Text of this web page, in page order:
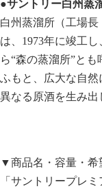
●サントリー白州蒸
白州蒸溜所（工場長
は、1973年に竣工
ら“森の蒸溜所”と
ふもと、広大な自
異なる原酒を生み出
▼商品名・容量・希
「サントリープレ